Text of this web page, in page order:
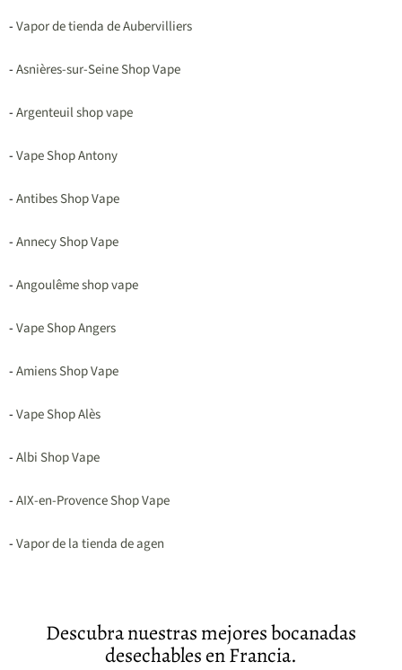
-Vapor de tienda de Aubervilliers
-Asnières-sur-Seine Shop Vape
-Argenteuil shop vape
-Vape Shop Antony
-Antibes Shop Vape
-Annecy Shop Vape
-Angoulême shop vape
-Vape Shop Angers
-Amiens Shop Vape
-Vape Shop Alès
-Albi Shop Vape
-AIX-en-Provence Shop Vape
-Vapor de la tienda de agen
Descubra nuestras mejores bocanadas
desechables en Francia.